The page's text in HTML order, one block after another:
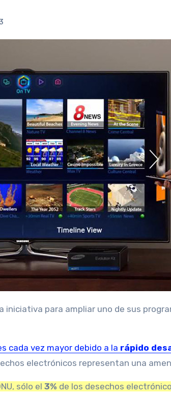
cada vez mayor debido a la rápido
electrónicos representan una
sólo el 3% de los desechos